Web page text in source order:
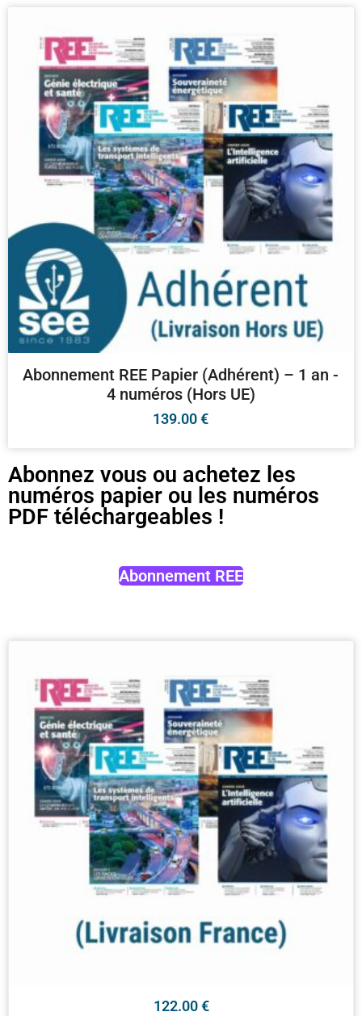
Abonnement REE Papier (Adhérent) – 1 an -
4 numéros (Hors UE)
139.00€
Abonnez vous ou achetez les
numéros papier ou les numéros
PDF téléchargeables !
Abonnement REE
122.00€